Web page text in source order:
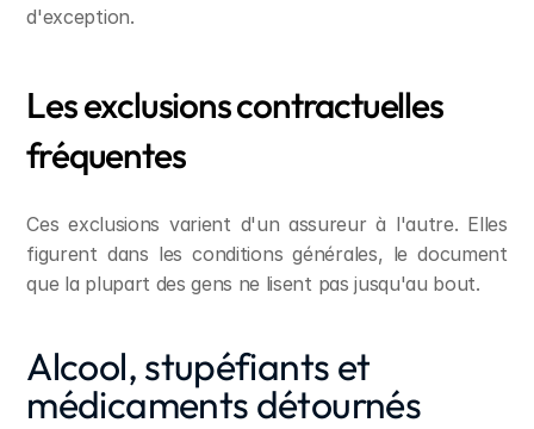
d'exception.
Les exclusions contractuelles
fréquentes
Ces exclusions varient d'un assureur à l'autre. Elles
figurent dans les conditions générales, le document
que la plupart des gens ne lisent pas jusqu'au bout.
Alcool, stupéfiants et
médicaments détournés